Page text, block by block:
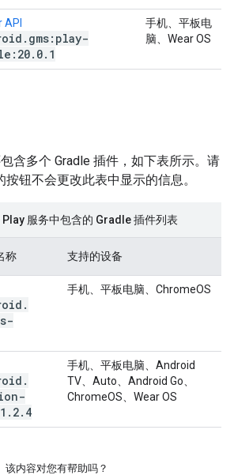
. gms:play-
. 0. 1
手机、平板电
脑、Wear OS
含多个 Gradle 插件，如下表所示。请
钮不会更改此表中显示的信息。
服务中包含的 Gradle 插件列表
称 支持的设备
.
手机、平板电脑、ChromeOS
.
. 2. 4
手机、平板电脑、Android
TV、Auto、Android Go、
ChromeOS、Wear OS
该内容对您有帮助吗？